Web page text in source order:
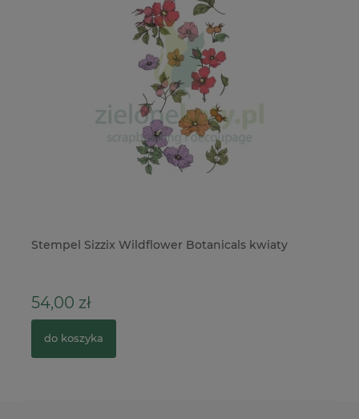
Stempel Sizzix Wildflower Botanicals kwiaty
54,00 zł
do koszyka